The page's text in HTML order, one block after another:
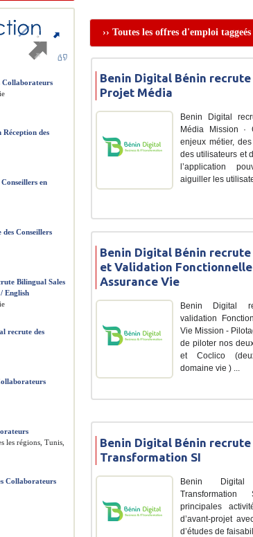
›› Toutes les offres d'emploi
Benin Digital Bénin recrute
Projet Média
Benin Digital
Média Mission ·
enjeux métier,
des utilisateurs et
l’application
aiguiller les
Benin Digital Bénin
et Validation Fonctionnelle
Assurance Vie
Benin Digital
validation
Vie Mission -
de piloter nos
et Coclico
domaine vie ) ...
Benin Digital Bénin recrute
Transformation SI
Benin Digital
principales
d’avant-projet
d’études de
Collaborateurs
des
en
Conseillers
Bilingual Sales
English
recrute des
les régions, Tunis,
Collaborateurs